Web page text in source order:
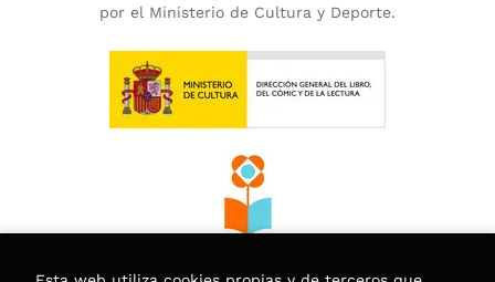
por el Ministerio de Cultura y Deporte.